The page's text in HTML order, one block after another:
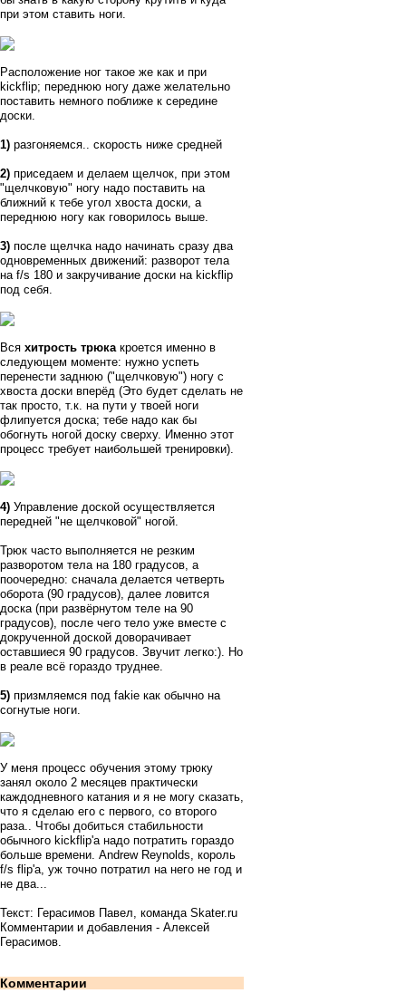
при этом ставить ноги.
Расположение ног такое же как и при
kickflip; переднюю ногу даже желательно
поставить немного поближе к середине
доски.
1) разгоняемся.. скорость ниже средней
2) приседаем и делаем щелчок, при этом
"щелчковую" ногу надо поставить на
ближний к тебе угол хвоста доски, а
переднюю ногу как говорилось выше.
3) после щелчка надо начинать сразу два
одновременных движений: разворот тела
на f/s 180 и закручивание доски на kickflip
под себя.
Вся хитрость трюкакроется именно в
следующем моменте: нужно успеть
перенести заднюю ("щелчковую") ногу с
хвоста доски вперёд (Это будет сделать не
так просто, т.к. на пути у твоей ноги
флипуется доска; тебе надо как бы
обогнуть ногой доску сверху. Именно этот
процесс требует наибольшей тренировки).
4) Управление доской осуществляется
передней "не щелчковой" ногой.
Трюк часто выполняется не резким
разворотом тела на 180 градусов, а
поочередно: сначала делается четверть
оборота (90 градусов), далее ловится
доска (при развёрнутом теле на 90
градусов), после чего тело уже вместе с
докрученной доской доворачивает
оставшиеся 90 градусов. Звучит легко:). Но
в реале всё гораздо труднее.
5) призмляемся под fakie как обычно на
согнутые ноги.
У меня процесс обучения этому трюку
занял около 2 месяцев практически
каждодневного катания и я не могу сказать,
что я сделаю его с первого, со второго
раза.. Чтобы добиться стабильности
обычного kickflip'a надо потратить гораздо
больше времени. Andrew Reynolds, король
f/s flip'a, уж точно потратил на него не год и
не два...
Текст: Герасимов Павел, команда Skater.ru
Комментарии и добавления - Алексей
Герасимов.
Комментарии